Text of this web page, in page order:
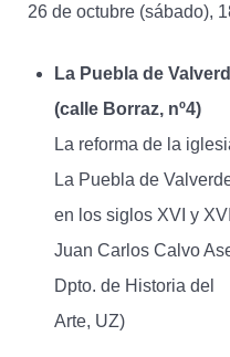
26 de octubre (sábado),
La Puebla de
(calle Borraz, nº4)
La reforma de la
La Puebla de
en los siglos XVI y XVII
Juan Carlos Calvo
Dpto. de Historia del
Arte, UZ)